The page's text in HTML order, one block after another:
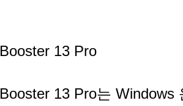
13 Pro
13 Pro는 Windows